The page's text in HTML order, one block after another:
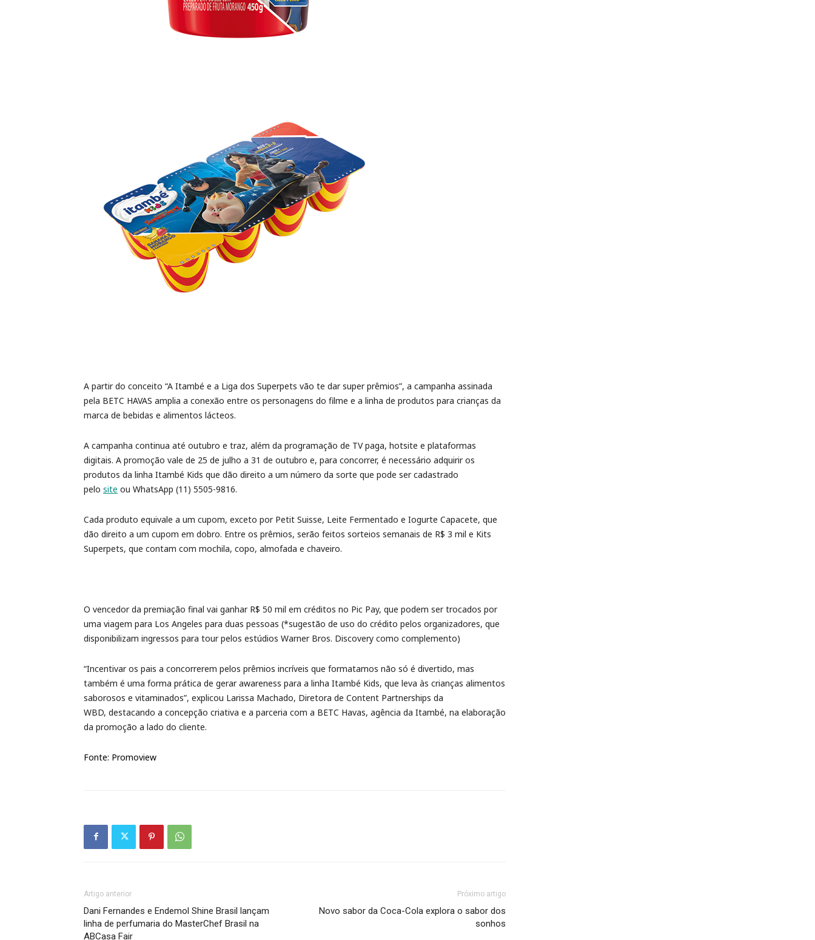
A partir do conceito “A Itambé e a Liga dos Superpets vão te dar super prêmios”, a campanha assinada
pela BETC HAVAS amplia a conexão entre os personagens do filme e a linha de produtos para crianças da
marca de bebidas e alimentos lácteos.
A campanha continua até outubro e traz, além da programação de TV paga, hotsite e plataformas
digitais. A promoção vale de 25 de julho a 31 de outubro e, para concorrer, é necessário adquirir os
produtos da linha Itambé Kids que dão direito a um número da sorte que pode ser cadastrado
pelo site ou WhatsApp (11) 5505-9816.
Cada produto equivale a um cupom, exceto por Petit Suisse, Leite Fermentado e Iogurte Capacete, que
dão direito a um cupom em dobro. Entre os prêmios, serão feitos sorteios semanais de R$ 3 mil e Kits
Superpets, que contam com mochila, copo, almofada e chaveiro.
O vencedor da premiação final vai ganhar R$ 50 mil em créditos no Pic Pay, que podem ser trocados por
uma viagem para Los Angeles para duas pessoas (*sugestão de uso do crédito pelos organizadores, que
disponibilizam ingressos para tour pelos estúdios Warner Bros. Discovery como complemento)
“Incentivar os pais a concorrerem pelos prêmios incríveis que formatamos não só é divertido, mas
também é uma forma prática de gerar awareness para a linha Itambé Kids, que leva às crianças alimentos
saborosos e vitaminados”, explicou Larissa Machado, Diretora de Content Partnerships da
WBD, destacando a concepção criativa e a parceria com a BETC Havas, agência da Itambé, na elaboração
da promoção a lado do cliente.
Fonte: Promoview
Artigo anterior
Dani Fernandes e Endemol Shine Brasil lançam
linha de perfumaria do MasterChef Brasil na
ABCasa Fair
Próximo artigo
Novo sabor da Coca-Cola explora o sabor dos
sonhos